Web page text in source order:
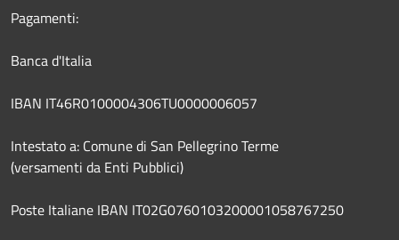
Pagamenti:
Banca d'Italia
IBAN IT46R0100004306TU0000006057
Intestato a: Comune di San Pellegrino Terme
(versamenti da Enti Pubblici)
Poste Italiane IBAN IT02G0760103200001058767250